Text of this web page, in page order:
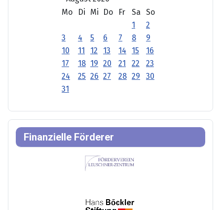
Mo
Di Mi Do Fr Sa
So
1
2
3
4 5 6 7 8
9
10
11 12 13 14 15
16
17
18 19 20 21 22
23
24
25 26 27 28 29
30
31
Finanzielle Förderer